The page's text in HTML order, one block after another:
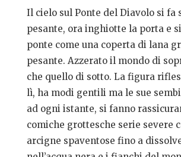
Il cielo sul Ponte del Diavolo si fa
pesante, ora inghiotte la porta e
ponte come una coperta di lana
pesante. Azzerato il mondo di
che quello di sotto. La figura
lì, ha modi gentili ma le sue
ad ogni istante, si fanno
comiche grottesche serie severe
arcigne spaventose fino a